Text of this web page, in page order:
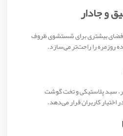
و جادار
فضای بیشتری برای شستشوی ظروف
روزمره را راحت‌تر می‌سازد.
سبد پلاستیکی و تخت گوشت
اختیار کاربران قرار می‌دهد.